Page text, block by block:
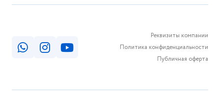
Реквизиты компании
Политика конфиденциальности
Публичная оферта